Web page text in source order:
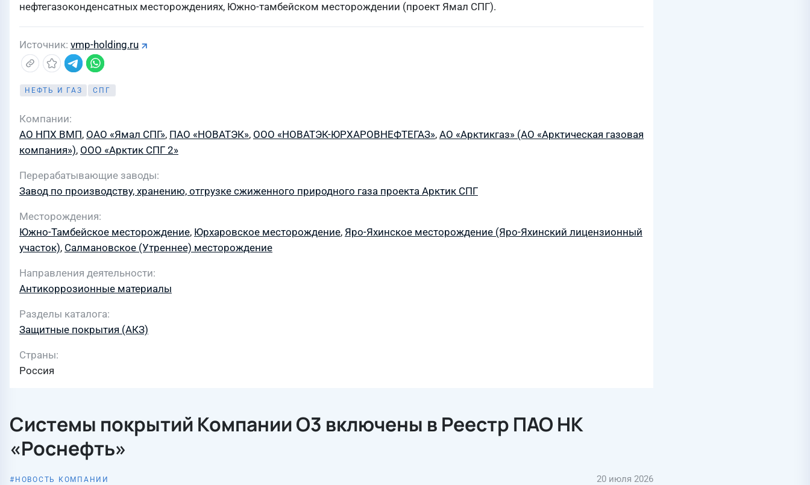
нефтегазоконденсатных месторождениях, Южно-тамбейском месторождении (проект Ямал СПГ).
Источник vmp-holding.ru
НЕФТЬ И ГАЗ СПГ
Компании
АО НПХ ВМП, ОАО «Ямал СПГ», ПАО «НОВАТЭК», ООО «НОВАТЭК-ЮРХАРОВНЕФТЕГАЗ», АО «Арктикгаз» (АО «Арктическая газовая
компания»), ООО «Арктик СПГ 2»
Перерабатывающие заводы
Завод по производству, хранению, отгрузке сжиженного природного газа проекта Арктик СПГ
Месторождения
Южно-Тамбейское месторождение, Юрхаровское месторождение, Яро-Яхинское месторождение (Яро-Яхинский лицензионный
участок), Салмановское (Утреннее) месторождение
Направления деятельности
Антикоррозионные материалы
Разделы каталога
Защитные покрытия (АКЗ)
Страны
Россия
Системы покрытий Компании О3 включены в Реестр ПАО НК
«Роснефть»
НОВОСТЬ КОМПАНИИ 20 июля 2026